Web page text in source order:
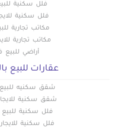
فلل سكنية
فلل سكنية
مكاتب تجارية
مكاتب تجارية
أراضي للبيع
عقارات للبيع
شقق سكنيه للبيع
شقق سكنية
فلل سكنية للبيع
فلل سكنية